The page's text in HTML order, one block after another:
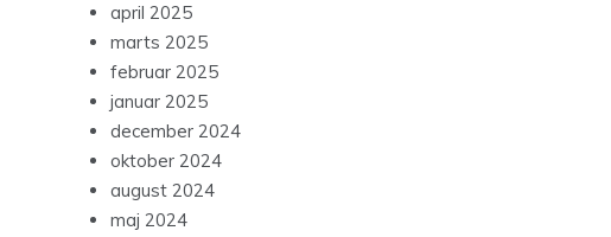
april 2025
marts 2025
februar 2025
januar 2025
december 2024
oktober 2024
august 2024
maj 2024